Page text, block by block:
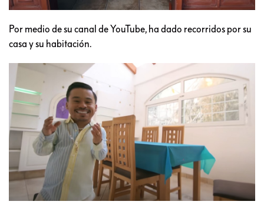
Por medio de su canal de YouTube, ha dado recorridos por su
casa y su habitación.